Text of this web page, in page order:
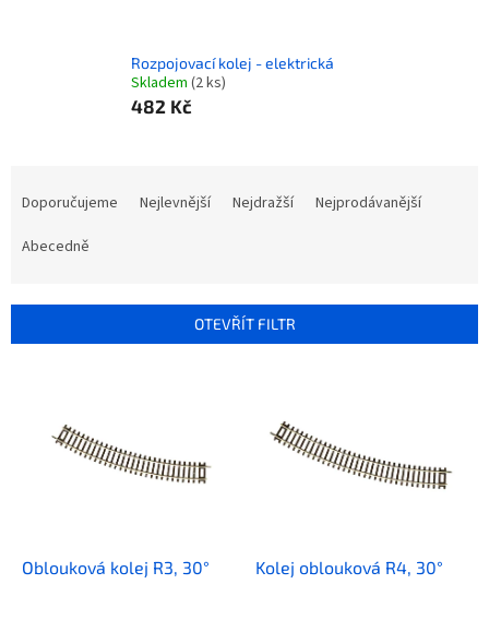
Rozpojovací kolej - elektrická
Skladem (2 ks)
482 Kč
r
Doporučujeme Nejlevnější Nejdražší
Nejprodávanější
Abecedně
OTEVŘÍT FILTR
Oblouková kolej R3, 30° Kolej oblouková R4, 30°